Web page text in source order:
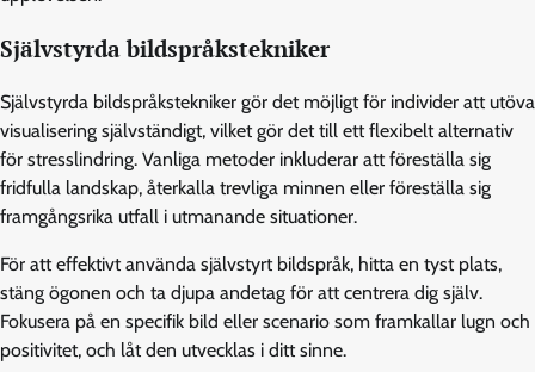
Självstyrda bildspråkstekniker
Självstyrda bildspråkstekniker gör det möjligt för individer att utöva
visualisering självständigt, vilket gör det till ett flexibelt alternativ
för stresslindring. Vanliga metoder inkluderar att föreställa sig
fridfulla landskap, återkalla trevliga minnen eller föreställa sig
framgångsrika utfall i utmanande situationer.
För att effektivt använda självstyrt bildspråk, hitta en tyst plats,
stäng ögonen och ta djupa andetag för att centrera dig själv.
Fokusera på en specifik bild eller scenario som framkallar lugn och
positivitet, och låt den utvecklas i ditt sinne.